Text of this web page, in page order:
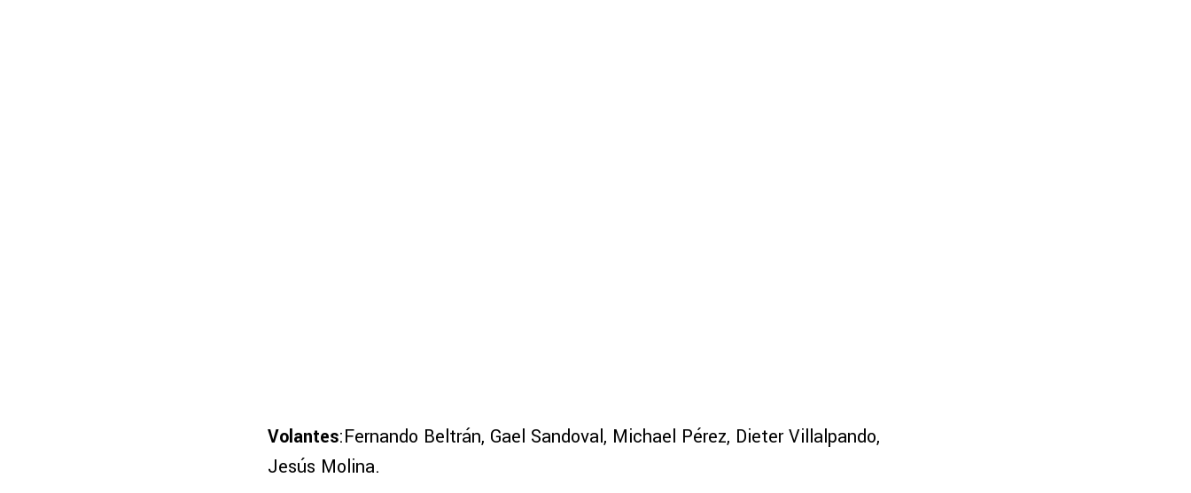
Volantes:Fernando Beltrán, Gael Sandoval, Michael Pérez, Dieter Villalpando,
Jesús Molina.